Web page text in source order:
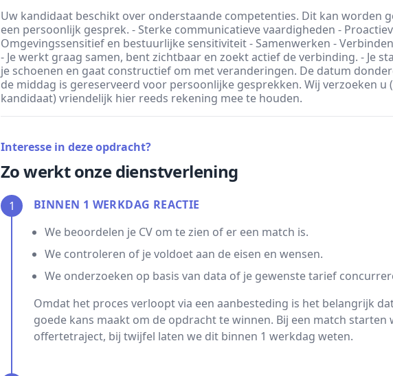
Uw kandidaat beschikt over onderstaande competenties. Dit kan worden
een persoonlijk gesprek. - Sterke communicatieve vaardigheden -
Omgevingssensitief en bestuurlijke sensitiviteit - Samenwerken -
- Je werkt graag samen, bent zichtbaar en zoekt actief de verbinding. - Je
je schoenen en gaat constructief om met veranderingen. De datum
de middag is gereserveerd voor persoonlijke gesprekken. Wij verzoeken u
kandidaat) vriendelijk hier reeds rekening mee te houden.
Interesse in deze opdracht?
Zo werkt onze dienstverlening
1
BINNEN 1 WERKDAG REACTIE
We beoordelen je CV om te zien of er een match is.
We controleren of je voldoet aan de eisen en wensen.
We onderzoeken op basis van data of je gewenste tarief
Omdat het proces verloopt via een aanbesteding is het belangrijk
goede kans maakt om de opdracht te winnen. Bij een match starten
offertetraject, bij twijfel laten we dit binnen 1 werkdag weten.